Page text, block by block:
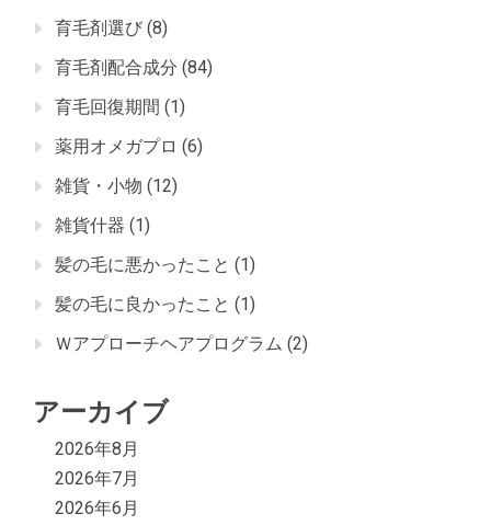
育毛剤選び (8)
育毛剤配合成分 (84)
育毛回復期間 (1)
薬用オメガプロ (6)
雑貨・小物 (12)
雑貨什器 (1)
髪の毛に悪かったこと (1)
髪の毛に良かったこと (1)
Ｗアプローチヘアプログラム (2)
アーカイブ
2026年8月
2026年7月
2026年6月